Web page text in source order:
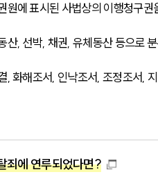
원에 표시된 사법상의 이행청구
산, 선박, 채권, 유체동산 등으로
, 화해조서, 인낙조서, 조정조서,
죄에 연루되었다면?